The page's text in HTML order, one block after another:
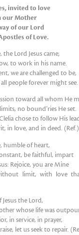
invited to love
our Mother
of our Lord
of Love.
Lord Jesus came;
to work in his name.
we are challenged to be,
people forever might see.
toward all whom He
no bound’ries He set.
chose to follow His
in love, and in deed. (Ref.)
humble of heart,
be faithful, impart
Rejoice, you are Mine
limit, with love
the Lord,
whose life was
in service, in prayer,
let us seek to repair.